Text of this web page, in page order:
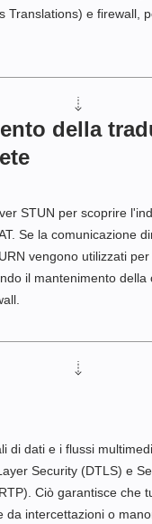
Translations) e firewall,
della
STUN per scoprire
Se la comunicazione
vengono utilizzati
il mantenimento della
di dati e i flussi
Security (DTLS) e
Ciò garantisce che
da intercettazioni o